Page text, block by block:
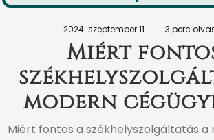
2024. szeptember 11. 3 perc
Miért
modern
Miért fontos a székhelyszolgáltatás a